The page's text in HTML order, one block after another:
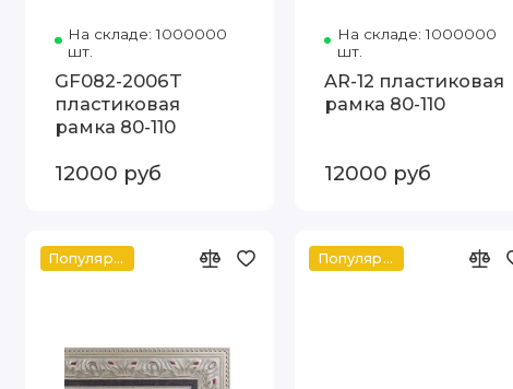
На складе: 1000000
шт.
Код товара: GF082-2006T 80-110 Артэ
GF082-2006T
пластиковая
рамка 80-110
12000 руб
На складе: 1000000
шт.
AR-12 пластиковая
рамка 80-110
12000 руб
Популярное Популярное